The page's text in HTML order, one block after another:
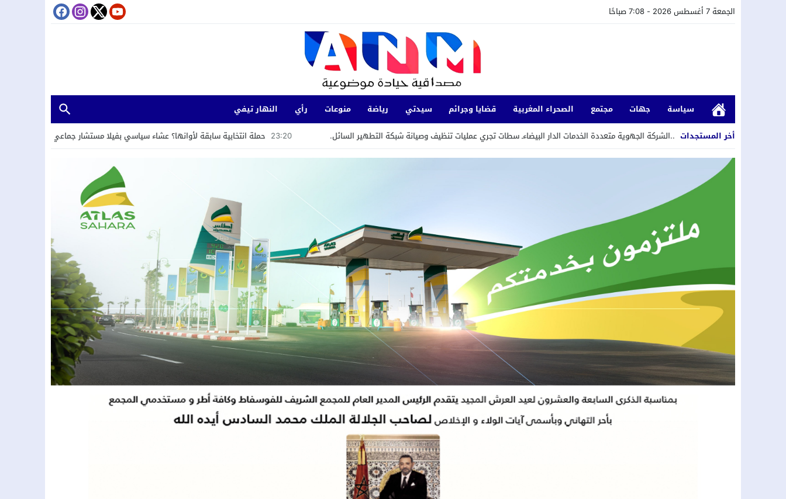
الجمعة 7 أغسطس 2026 - 7:08 صباحًا
سياسة جهات مجتمع الصحراء المغربية قضايا وجرائم سيدتي رياضة منوعات رأي
النهار تيفي
أخر المستجدات
23:20 حملة انتخابية سابقة لأوانها؟ عشاء سياسي بفيلا مستشار جماعي سابق بحي الرياحين بمدينة الدارالبيضاء..الشركة الجهوية متعددة الخدمات الدار البيضاءـ سطات تجري عمليات تنظيف وصيانة شبكة التطهير السائل.